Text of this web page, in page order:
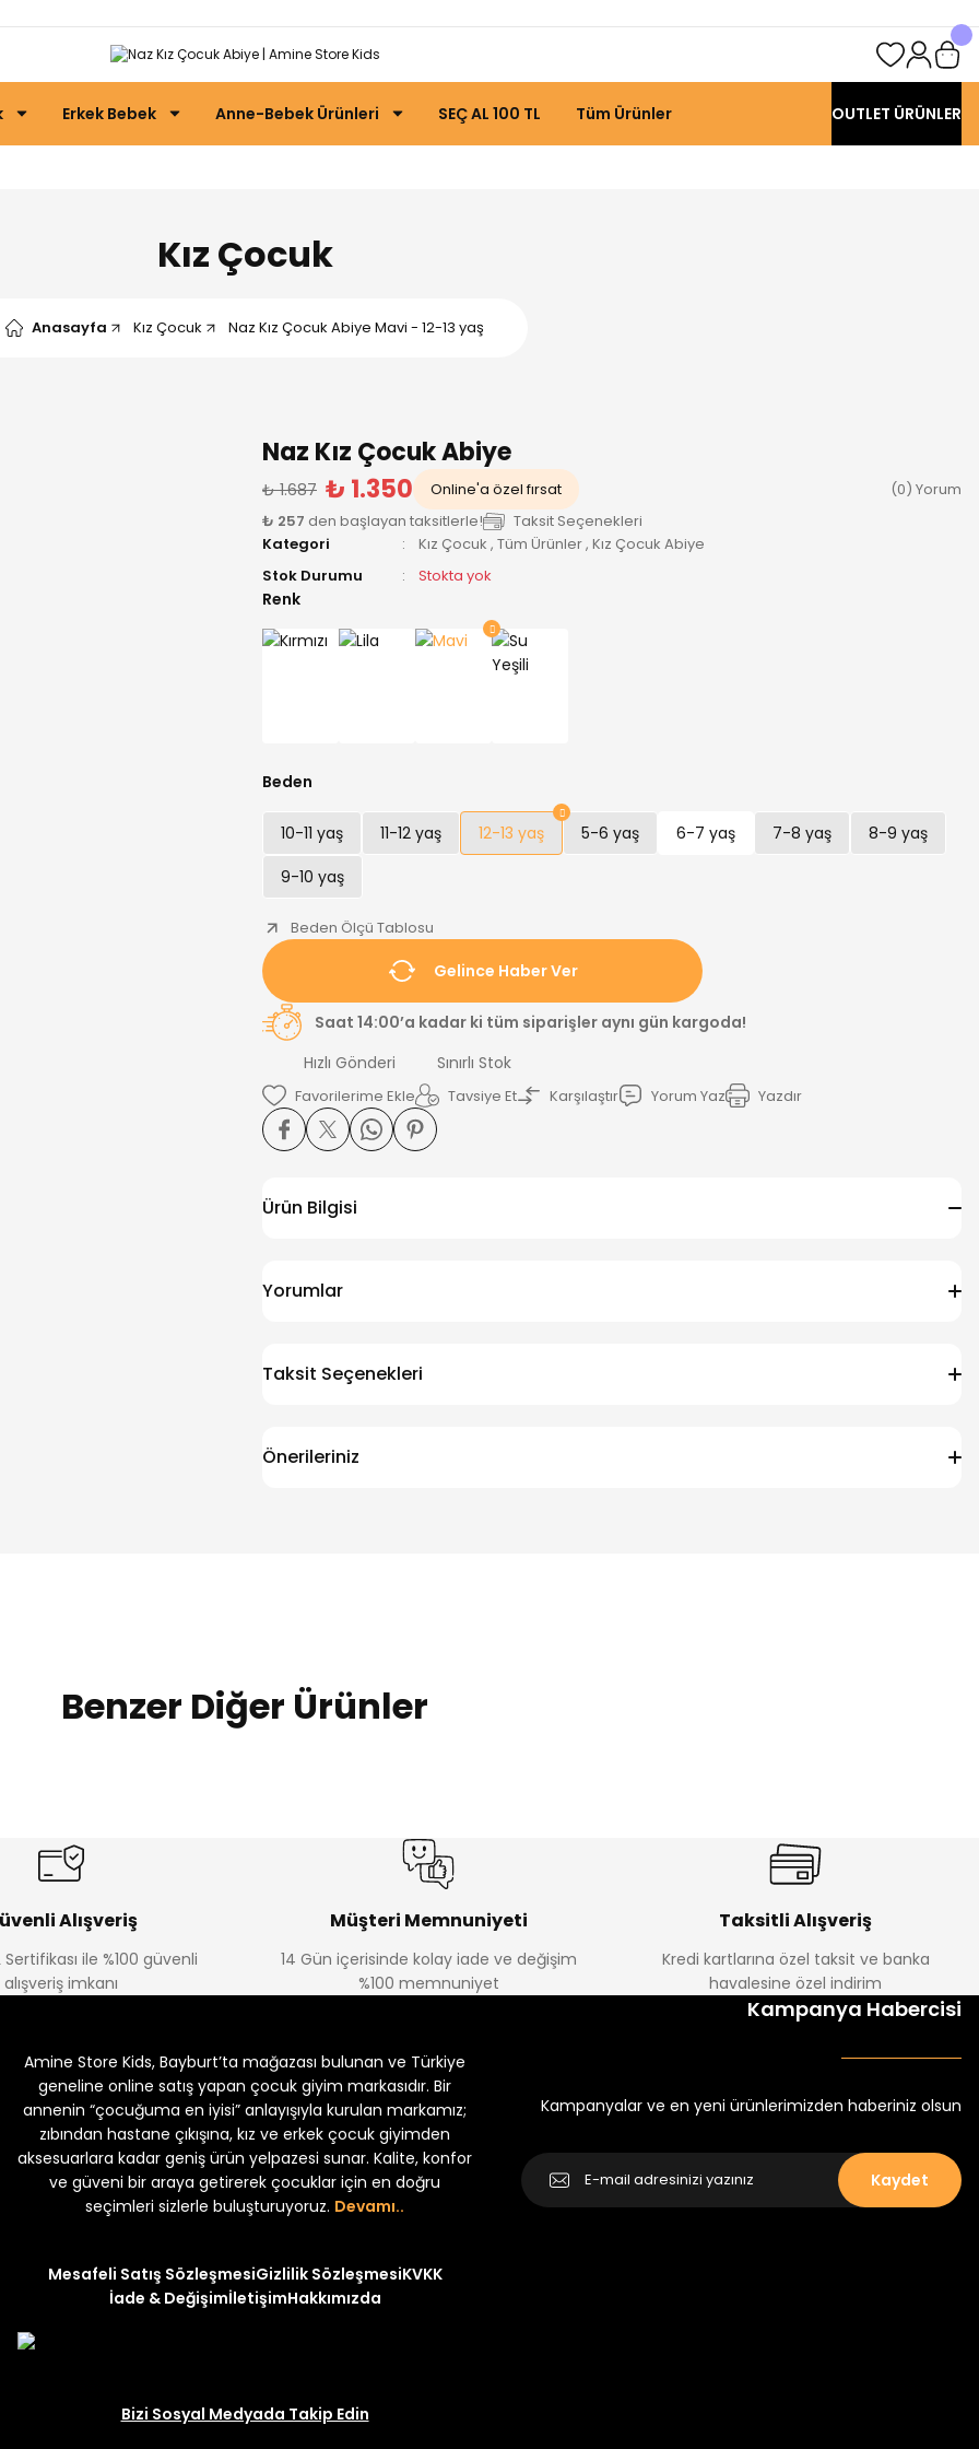
Erkek Bebek Anne-Bebek Ürünleri SEÇ AL 100 TL Tüm Ürünler OUTLET ÜRÜNLER
Kız Çocuk
Anasayfa Kız Çocuk Naz Kız Çocuk Abiye Mavi - 12-13 yaş
Naz Kız Çocuk Abiye
₺ 1.687 ₺ 1.350 Online'a özel fırsat
(0) Yorum
₺ 257 den başlayan taksitlerle!
Taksit Seçenekleri
Kategori
Kız Çocuk , Tüm Ürünler, Kız Çocuk Abiye
Stok Durumu
Stokta yok
Renk
Beden
10-11 yaş 11-12 yaş 12-13 yaş 5-6 yaş 6-7 yaş 7-8 yaş
8-9 yaş
9-10 yaş
Beden Ölçü Tablosu
Gelince Haber Ver
Saat 14:00’a kadar ki tüm siparişler aynı gün kargoda!
Hızlı Gönderi
Sınırlı Stok
Tavsiye Et Karşılaştır Yorum Yaz Yazdır
Ürün Bilgisi
Yorumlar
Taksit Seçenekleri
Önerileriniz
Benzer Diğer Ürünler
Navi Kız Çocuk Kot Pantolon Melra Kız Çocuk Kot Pantolon
%22
Yeni₺ 250
%22
Yeni
₺ 320 ₺ 250
%22
Koren Kız Çocuk ve Bebek Tayt
Alışveriş
Sertifikası ile %100 güvenli
alışveriş imkanı
Müşteri Memnuniyeti
14 Gün içerisinde kolay iade ve değişim
%100 memnuniyet
Taksitli Alışveriş
Kredi kartlarına özel taksit ve banka
havalesine özel indirim
Amine Store Kids, Bayburt’ta mağazası bulunan ve Türkiye
geneline online satış yapan çocuk giyim markasıdır. Bir
annenin “çocuğuma en iyisi” anlayışıyla kurulan markamız;
zıbından hastane çıkışına, kız ve erkek çocuk giyimden
aksesuarlara kadar geniş ürün yelpazesi sunar. Kalite, konfor
ve güveni bir araya getirerek çocuklar için en doğru
seçimleri sizlerle buluşturuyoruz. Devamı..
Mesafeli Satış SözleşmesiGizlilik SözleşmesiKVKK
İade & DeğişimİletişimHakkımızda
Bizi Sosyal Medyada Takip Edin
Kampanya Habercisi
Kampanyalar ve en yeni ürünlerimizden haberiniz olsun
Kaydet